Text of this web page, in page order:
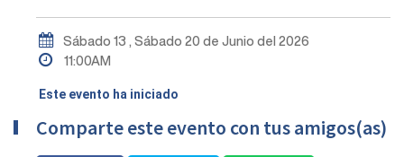
Sábado 13 , Sábado 20 de Junio del 2026
11:00AM
Este evento ha iniciado
Comparte este evento con tus amigos(as)